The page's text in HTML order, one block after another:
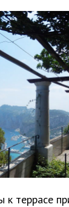
к террасе